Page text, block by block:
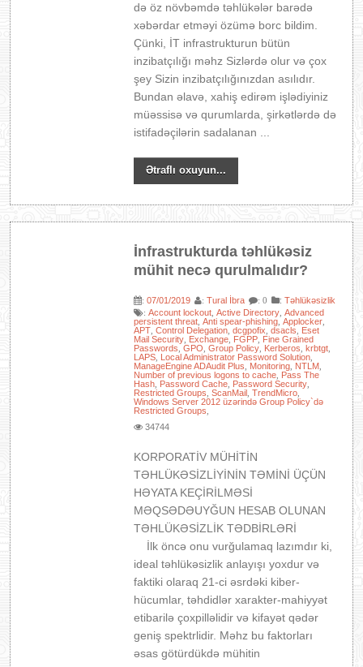
də öz növbəmdə təhlükələr barədə
xəbərdar etməyi özümə borc bildim.
Çünki, İT infrastrukturun bütün
inzibatçılığı məhz Sizlərdə olur və çox
şey Sizin inzibatçılığınızdan asılıdır.
Bundan əlavə, xahiş edirəm işlədiyiniz
müəssisə və qurumlarda, şirkətlərdə də
istifadəçilərin sadalanan ...
Ətraflı oxuyun...
İnfrastrukturda təhlükəsiz
mühit necə qurulmalıdır?
:07/01/2019 :Tural İbra : 0 :Təhlükəsizlik
:Account lockout ,Active Directory ,Advanced
persistent threat ,Anti spear-phishing ,Applocker
APT ,Control Delegation ,dcgpofix ,dsacls
Eset
Mail Security Exchange FGPP Fine Grained
Passwords
,GPO ,Group Policy Kerberos krbtgt
LAPS Local Administrator Password Solution
ManageEngine ADAudit Plus Monitoring NTLM
Number of previous logons to cache Pass The
Hash Password Cache Password Security
Restricted Groups ,ScanMail ,TrendMicro
Windows Server 2012 üzərində Group Policy`də
Restricted Groups
34744
KORPORATİV MÜHİTİN
TƏHLÜKƏSİZLİYİNİN TƏMİNİ ÜÇÜN
HƏYATA KEÇİRİLMƏSİ
MƏQSƏDƏUYĞUN HESAB OLUNAN
TƏHLÜKƏSİZLİK TƏDBİRLƏRİ
İlk öncə onu vurğulamaq lazımdır ki,
ideal təhlükəsizlik anlayışı yoxdur və
faktiki olaraq 21-ci əsrdəki kiber-
hücumlar, təhdidlər xarakter-mahiyyət
etibarilə çoxpilləlidir və kifayət qədər
geniş spektrlidir. Məhz bu faktorları
əsas götürdükdə mühitin